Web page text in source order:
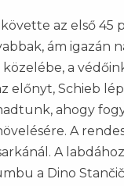
az első
ám igazán
a
előnyt, Schieb
ahogy
A
A
a Dino